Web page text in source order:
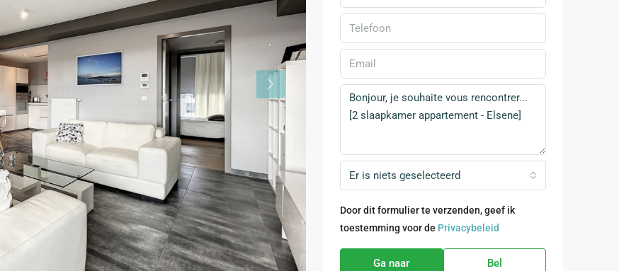
Er is niets geselecteerd
Door dit formulier te verzenden, geef ik
toestemming voor de Privacybeleid
Ga naar Bel